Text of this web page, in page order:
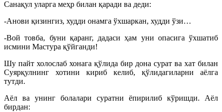
Санақул уларга меҳр билан қаради ва деди:
-Анови қизингиз, худди онамга ўхшаркан, худди ўзи…
-Вой товба, буни қаранг, дадаси ҳам уни опасига ўхшатиб
исмини Мастура қўйганди!
Шу пайт холослаб хонага қўлида бир дона сурат ва хат билан
Суярқулнинг хотини кириб келиб, қўлидагиларни аёлга
тутди.
Аёл ва унинг болалари суратни ёпирилиб кўришди. Аёл
бирдан: